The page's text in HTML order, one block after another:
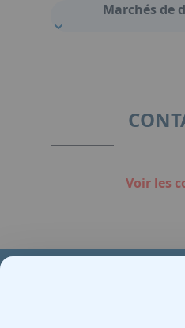
Marchés de
Voir les